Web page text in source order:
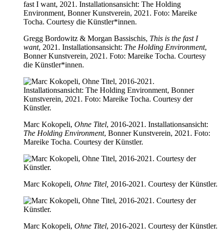
Gregg Bordowitz & Morgan Bassischis, This is the fast I
want, 2021. Installationsansicht: The Holding Environment,
Bonner Kunstverein, 2021. Foto: Mareike Tocha. Courtesy
die Künstler*innen.
Marc Kokopeli, Ohne Titel, 2016-2021. Installationsansicht:
The Holding Environment, Bonner Kunstverein, 2021. Foto:
Mareike Tocha. Courtesy der Künstler.
Marc Kokopeli, Ohne Titel, 2016-2021. Courtesy der Künstler.
Marc Kokopeli, Ohne Titel, 2016-2021. Courtesy der Künstler.